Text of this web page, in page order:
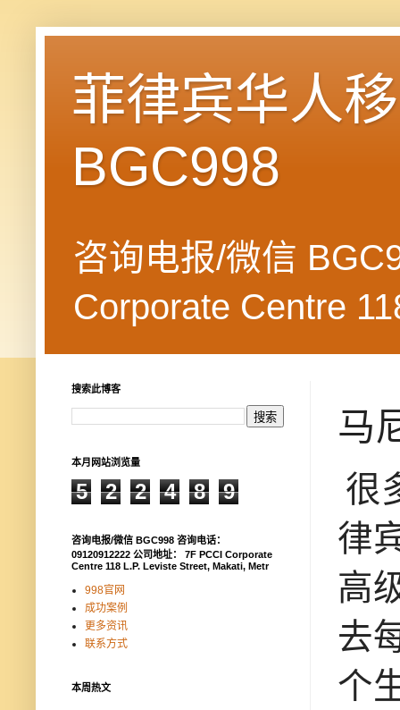
菲律宾华人
BGC998
咨询电报/微信
Corporate Centre
马
很
律
高
去
个
搜索此博客
本月网站浏览量
5 2 2 4 8 9
咨询电报/微信 BGC998 咨询电话：
09120912222 公司地址： 7F PCCI Corporate
Centre 118 L.P. Leviste Street, Makati, Metr
998官网
成功案例
更多资讯
联系方式
本周热文